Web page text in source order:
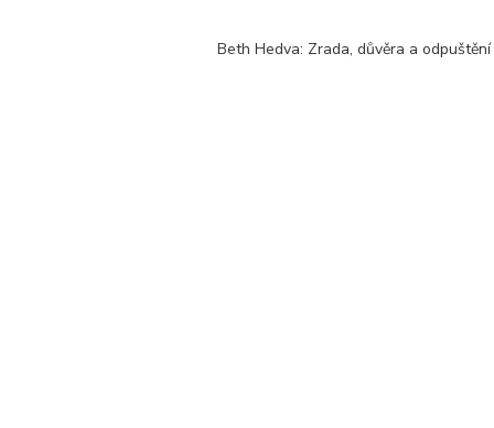
Beth Hedva: Zrada, důvěra a odpuštění